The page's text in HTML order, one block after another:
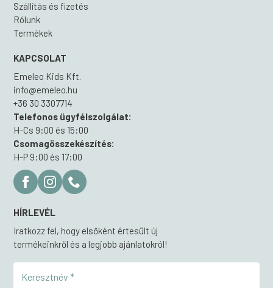
Szállítás és fizetés
Rólunk
Termékek
KAPCSOLAT
Emeleo Kids Kft.
info@emeleo.hu
+36 30 3307714
Telefonos ügyfélszolgálat:
H-Cs 9:00 és 15:00
Csomagösszekészítés:
H-P 9:00 és 17:00
HÍRLEVÉL
Iratkozz fel, hogy elsőként értesült új
termékeinkről és a legjobb ajánlatokról!